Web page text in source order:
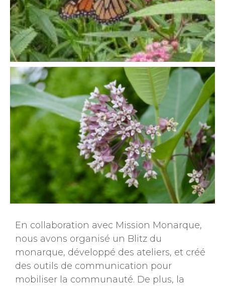
En collaboration avec Mission Monarque,
nous avons organisé un Blitz du
monarque, développé des ateliers, et créé
des outils de communication pour
mobiliser la communauté. De plus, la